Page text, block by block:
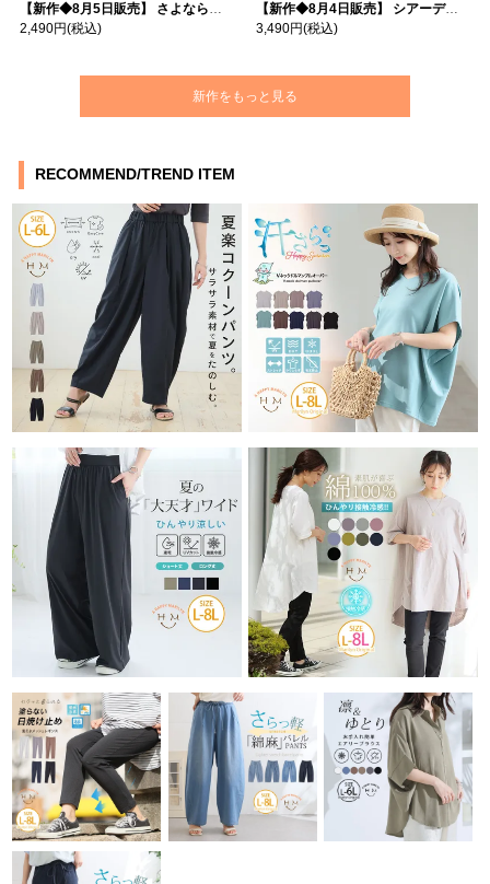
【新作◆8月5日販売】 さよなら猛暑 涼しさを着る 遮熱 接触冷感 吸水・速乾 五分袖 コンフォートメッシュ 配色レイヤード 風ゆる Tシャツ | 大きいサイズの通販ならハッピーマリリン
2,490円(税込)
【新作◆8月4日販売】 シアーデニムで お洒落に肌隠し | 大きいサイズの通販ならハッピーマリリン
3,490円(税込)
新作をもっと見る
RECOMMEND/TREND ITEM